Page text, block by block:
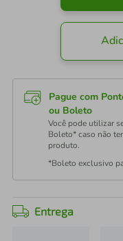
Pague com
ou Boleto
Você pode utilizar
Boleto* caso não
produto.
*Boleto exclusivo
Entrega